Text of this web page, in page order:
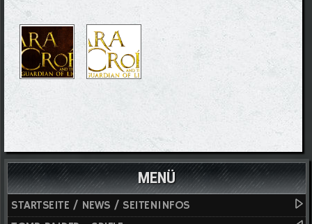
MENÜ
STARTSEITE / NEWS / SEITENINFOS